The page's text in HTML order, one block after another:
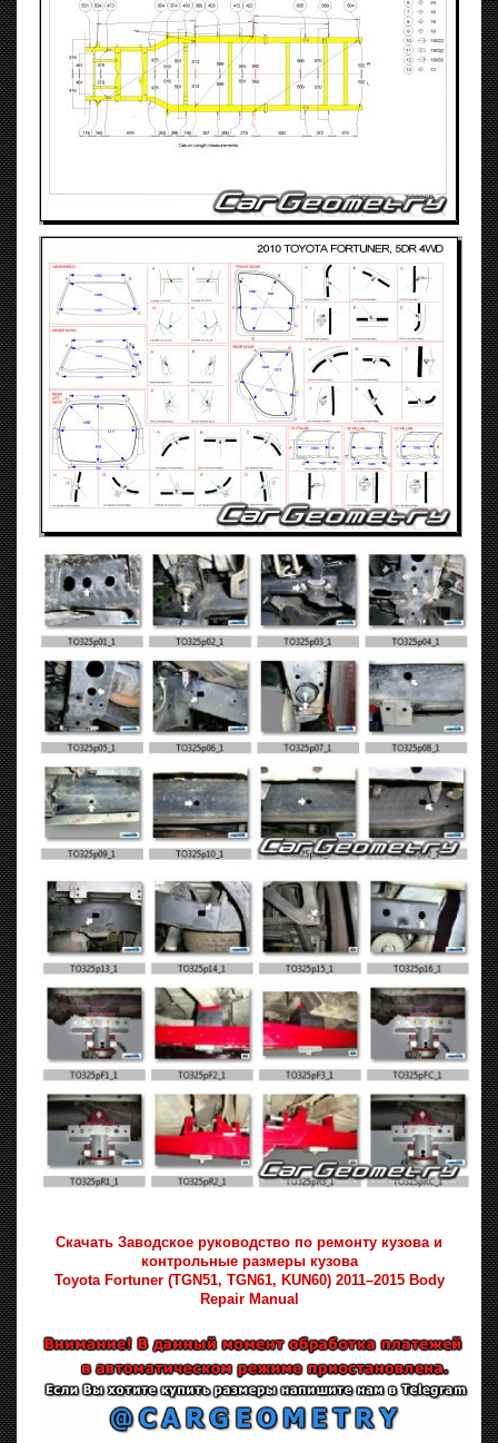
Скачать Заводское руководство по ремонту кузова и
контрольные размеры кузова
Toyota Fortuner (TGN51‚ TGN61‚ KUN60) 2011–2015 Body
Repair Manual